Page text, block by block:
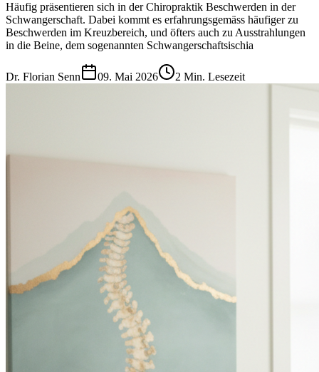
Häufig präsentieren sich in der Chiropraktik Beschwerden in der
Schwangerschaft. Dabei kommt es erfahrungsgemäss häufiger zu
Beschwerden im Kreuzbereich, und öfters auch zu Ausstrahlungen
in die Beine, dem sogenannten Schwangerschaftsischia
Dr. Florian Senn 09. Mai 2026 2 Min. Lesezeit